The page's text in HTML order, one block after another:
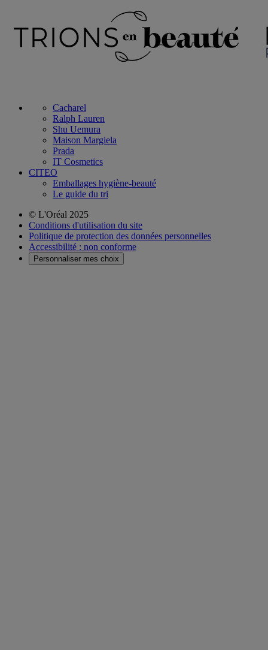
Cacharel
Ralph Lauren
Shu Uemura
Maison Margiela
Prada
IT Cosmetics
CITEO
Emballages hygiène-beauté
Le guide du tri
© L'Oréal 2025
Conditions d'utilisation du site
Politique de protection des données personnelles
Accessibilité : non conforme
Personnaliser mes choix